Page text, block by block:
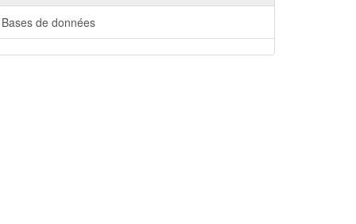
Bases de données